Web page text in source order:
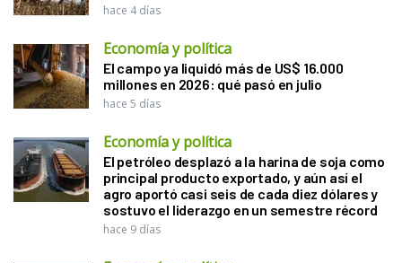
hace 4 días
Economía y política
El campo ya liquidó más de US$ 16.000
millones en 2026: qué pasó en julio
hace 5 días
Economía y política
El petróleo desplazó a la harina de soja como
principal producto exportado, y aún así el
agro aportó casi seis de cada diez dólares y
sostuvo el liderazgo en un semestre récord
hace 9 días